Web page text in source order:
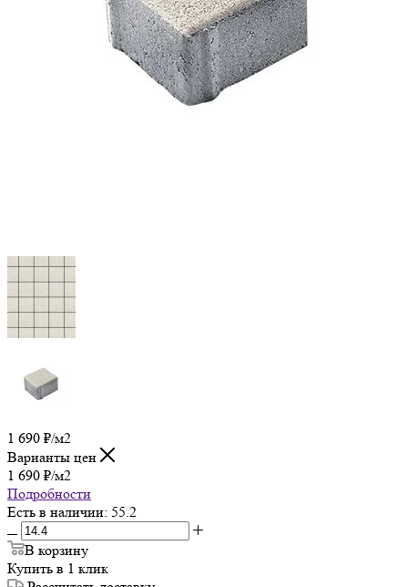
1 690 ₽/м2
Варианты цен
1 690 ₽/м2
Подробности
Есть в наличии: 55.2
В корзину
Купить в 1 клик